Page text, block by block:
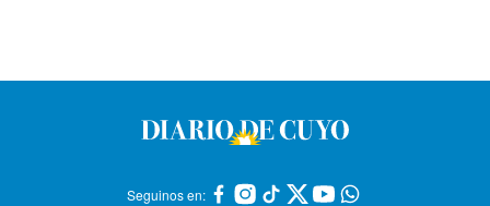
Seguinos en: